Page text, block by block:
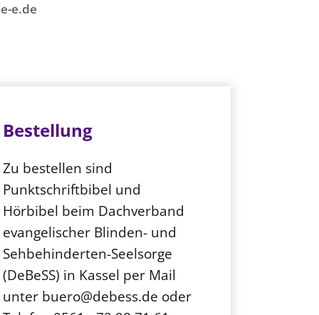
e.de
Bestellung
Zu bestellen sind
Punktschriftbibel und
Hörbibel beim Dachverband
evangelischer Blinden- und
Sehbehinderten-Seelsorge
(DeBeSS) in Kassel per Mail
unter buero@debess.de oder